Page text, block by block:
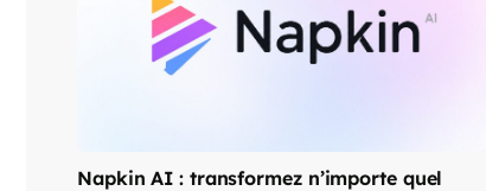
Napkin AI : transformez n’importe quel